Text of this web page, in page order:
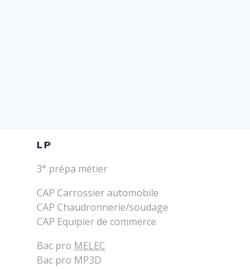
LP
3° prépa métier
CAP Carrossier automobile
CAP Chaudronnerie/soudage
CAP Equipier de commerce
Bac pro MELEC
Bac pro MP3D